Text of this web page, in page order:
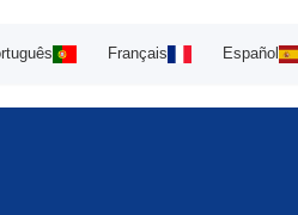
Español
Français